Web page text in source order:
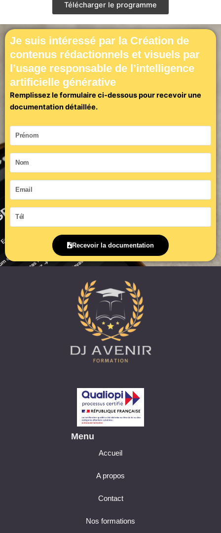
Télécharger le programme
Je suis intéressé par la Création de
contenus rédactionnels et visuels par
l’usage responsable de l’intelligence
artificielle générative
Remplissez le formulaire ci-dessous pour recevoir une
documentation détaillée.
Recevoir la documentation
Cette formation m'intéresse
Menu
Accueil
A propos
Contact
Nos formations